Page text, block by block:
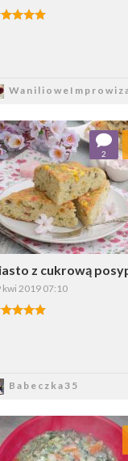
z cukrową
kwi 2019 07:10
Babeczka35
2
Dodaj do
Wybierz
Dodaj do